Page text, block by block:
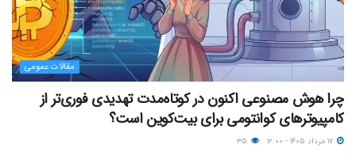
مقالات عمومی
چرا هوش مصنوعی اکنون در کوتاه‌مدت تهدیدی فوری‌تر از
کامپیوترهای کوانتومی برای بیت‌کوین است؟